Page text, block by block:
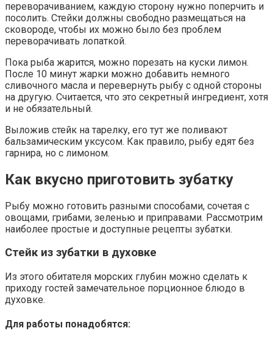
переворачиванием, каждую сторону нужно поперчить и
посолить. Стейки должны свободно размещаться на
сковороде, чтобы их можно было без проблем
переворачивать лопаткой.
Пока рыба жарится, можно порезать на куски лимон.
После 10 минут жарки можно добавить немного
сливочного масла и перевернуть рыбу с одной стороны
на другую. Считается, что это секретный ингредиент, хотя
и не обязательный.
Выложив стейк на тарелку, его тут же поливают
бальзамическим уксусом. Как правило, рыбу едят без
гарнира, но с лимоном.
Как вкусно приготовить зубатку
Рыбу можно готовить разными способами, сочетая с
овощами, грибами, зеленью и приправами. Рассмотрим
наиболее простые и доступные рецепты зубатки.
Стейк из зубатки в духовке
Из этого обитателя морских глубин можно сделать к
приходу гостей замечательное порционное блюдо в
духовке.
Для работы понадобятся: